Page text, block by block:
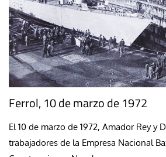
Ferrol, 10 de marzo de 1972
El 10 de marzo de 1972, Amador Rey y
trabajadores de la Empresa Nacional